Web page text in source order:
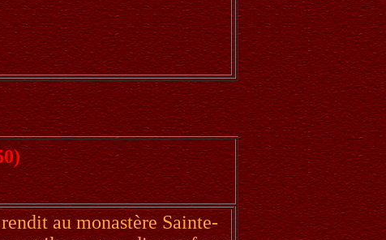
au monastère Sainte-